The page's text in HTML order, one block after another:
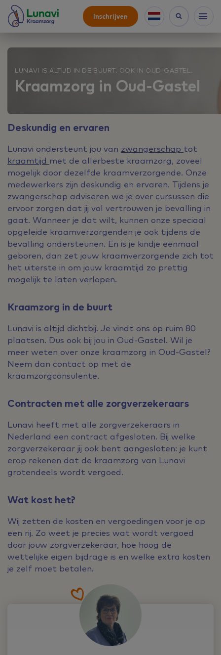
Inschrijven
LUNAVI IS ALTIJD IN DE BUURT. OOK IN OUD-GASTEL.
Kraamzorg in Oud-Gastel
Deskundig en ervaren
Lunavi ondersteunt jou van zwangerschap tot
kraamtijd met de allerbeste kraamzorg, zoveel
mogelijk door dezelfde kraamverzorgende. Onze
medewerkers zijn deskundig en ervaren. Tijdens je
zwangerschap adviseren we je over cursussen die
ervoor zorgen dat jij vol vertrouwen je bevalling in
gaat. Wanneer je dat wilt, kunnen onze speciaal
opgeleide kraamverzorgenden je ook tijdens de
bevalling ondersteunen. En is je kindje eenmaal
geboren, dan zet jouw kraamverzorgende zich tot
het uiterste in om jouw kraamtijd zo prettig
mogelijk te laten verlopen.
Kraamzorg in de buurt
Lunavi is altijd dichtbij. Je vindt ons op ruim 80
plaatsen. Dus ook bij jou in Oud-Gastel. Wil je
meer weten over onze kraamzorg in Oud-Gastel?
Neem dan contact op met de
kraamzorgconsulente.
Contracten met alle zorgverzekeraars
Lunavi heeft met alle zorgverzekeraars in
Nederland een contract afgesloten. Bij welke
zorgverzekeraar jij ook bent aangesloten: je kunt
erop rekenen dat de kraamzorg van Lunavi
grotendeels wordt vergoed.
Wat kost het?
Wij zetten de kosten en vergoedingen voor je op
een rij. Zo weet je precies wat wordt vergoed
door jouw zorgverzekeraar, hoe hoog de
wettelijke eigen bijdrage is en welke extra kosten
je zelf moet betalen.